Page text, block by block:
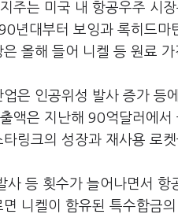
주는 미국 내 항공우주 시
년대부터 보잉과 록히드마
은 올해 들어 니켈 등 원료
은 인공위성 발사 증가 등
액은 지난해 90억달러에
링크의 성장과 재사용 로
사 등 횟수가 늘어나면서
면 니켈이 함유된 특수합금